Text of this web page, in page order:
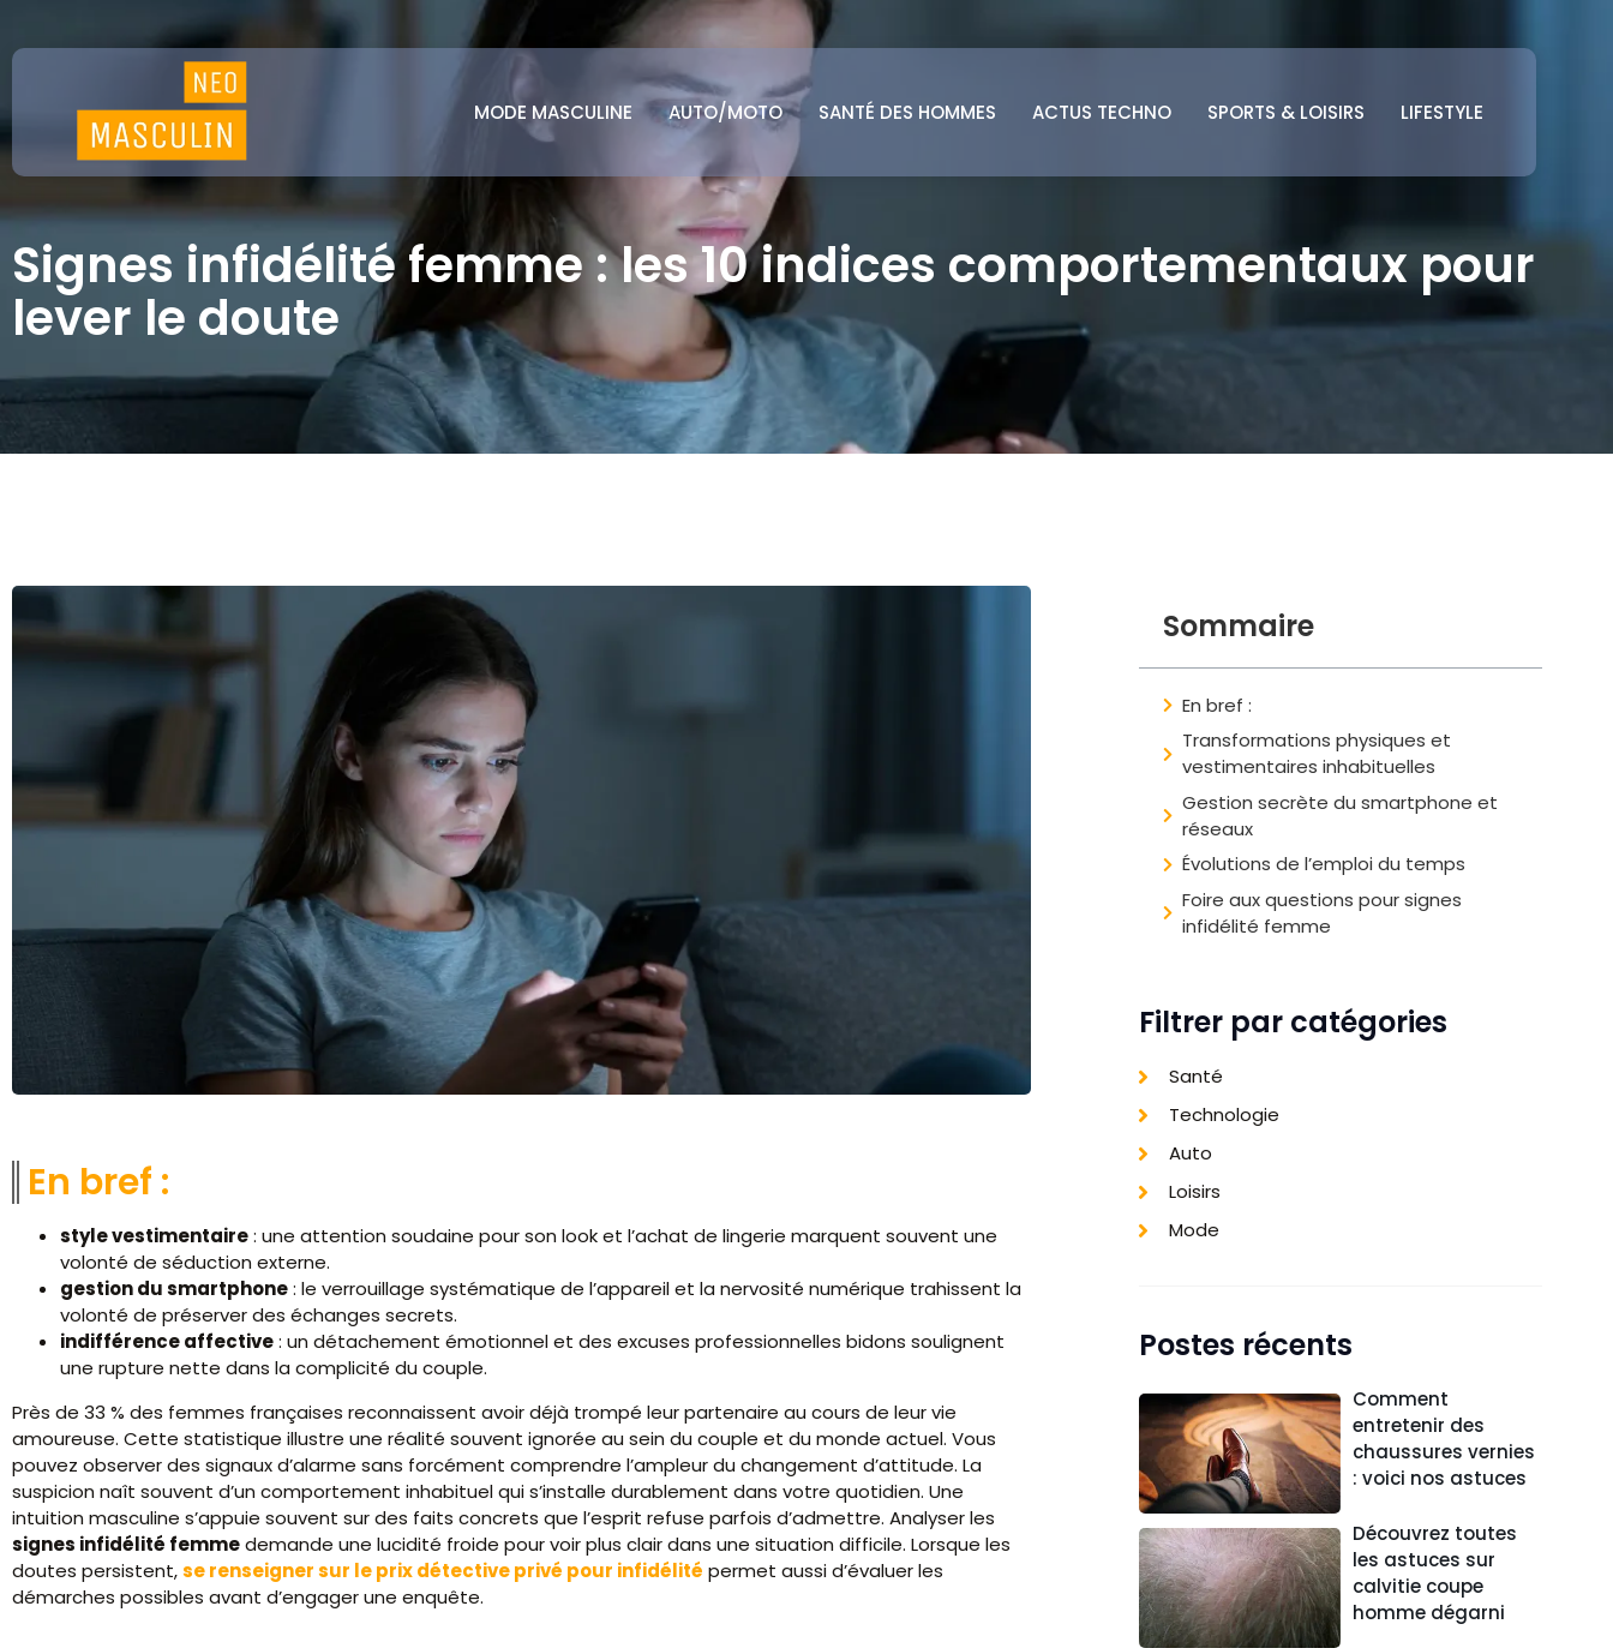
MODE MASCULINE AUTO/MOTO SANTÉ DES HOMMES ACTUS TECHNO SPORTS & LOISIRS LIFESTYLE
Signes infidélité femme : les 10 indices comportementaux pour
lever le doute
En bref :
style vestimentaire: une attention soudaine pour son look et l’achat de lingerie marquent souvent une
volonté de séduction externe.
gestion du smartphone: le verrouillage systématique de l’appareil et la nervosité numérique trahissent la
volonté de préserver des échanges secrets.
indifférence affective: un détachement émotionnel et des excuses professionnelles bidons soulignent
une rupture nette dans la complicité du couple.
Près de 33 % des femmes françaises reconnaissent avoir déjà trompé leur partenaire au cours de leur vie
amoureuse. Cette statistique illustre une réalité souvent ignorée au sein du couple et du monde actuel. Vous
pouvez observer des signaux d’alarme sans forcément comprendre l’ampleur du changement d’attitude. La
suspicion naît souvent d’un comportement inhabituel qui s’installe durablement dans votre quotidien. Une
intuition masculine s’appuie souvent sur des faits concrets que l’esprit refuse parfois d’admettre. Analyser les
signes infidélité femmedemande une lucidité froide pour voir plus clair dans une situation difficile. Lorsque les
doutes persistent,se renseigner sur le prix détective privé pour infidélité permet aussi d’évaluer les
démarches possibles avant d’engager une enquête.
Sommaire
En bref :
Transformations physiques et
vestimentaires inhabituelles
Gestion secrète du smartphone et
réseaux
Évolutions de l’emploi du temps
Foire aux questions pour signes
infidélité femme
Filtrer par catégories
Santé
Technologie
Auto
Loisirs
Mode
Postes récents
Comment
entretenir des
chaussures vernies
: voici nos astuces
Découvrez toutes
les astuces sur
calvitie coupe
homme dégarni